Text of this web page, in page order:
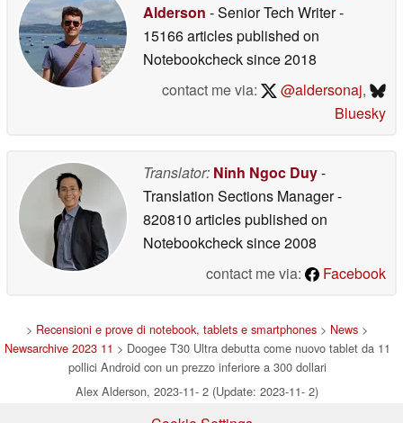
Alderson - Senior Tech Writer-
15166 articles published on
Notebookchecksince 2018
contact me via:
@aldersonaj,
Bluesky
Translator: Ninh Ngoc Duy-
Translation Sections Manager-
820810 articles published on
Notebookchecksince 2008
contact me via:
Facebook
> Recensioni e prove di notebook, tablets e smartphones > News >
Newsarchive 2023 11 > Doogee T30 Ultra debutta come nuovo tablet da 11
pollici Android con un prezzo inferiore a 300 dollari
Alex Alderson, 2023-11- 2 (Update: 2023-11- 2)